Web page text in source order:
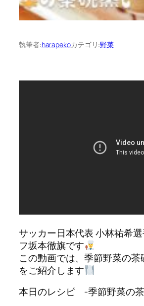
執筆者:harapekoカテゴリ:野菜
サッカー日本代表 小林祐希
フ坂本徹旗です
この動画では、季節野菜の
をご紹介します
本日のレシピ -季節野菜の